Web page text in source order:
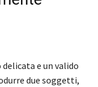
e un valido
due soggetti,